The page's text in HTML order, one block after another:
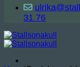
31 76